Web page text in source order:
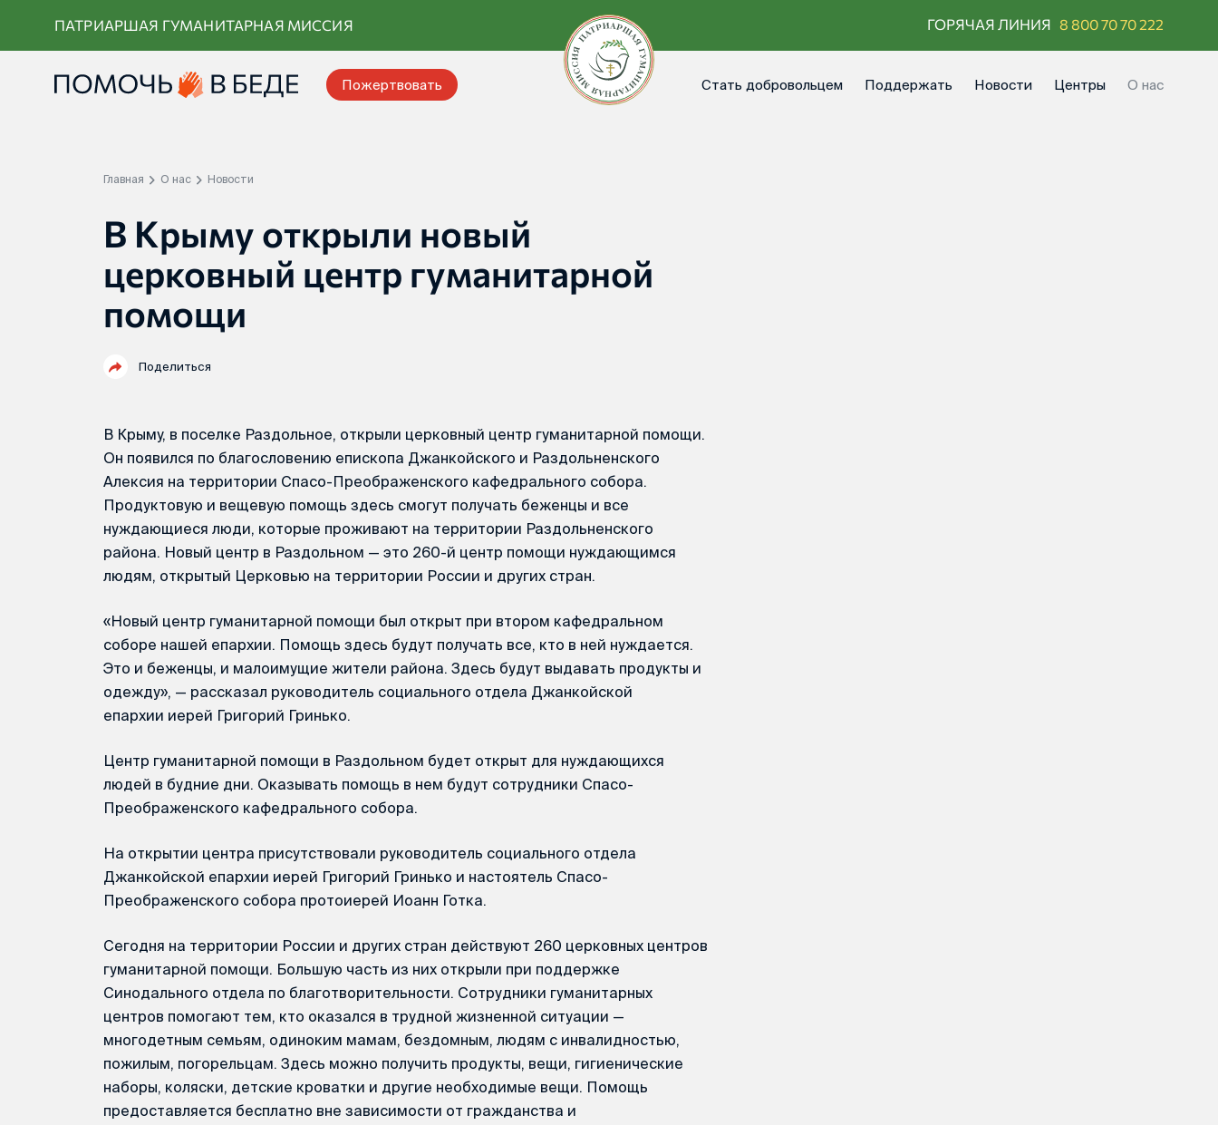
ПАТРИАРШАЯ ГУМАНИТАРНАЯ МИССИЯ ГОРЯЧАЯ ЛИНИЯ 8 800 70 70 222
Пожертвовать Стать добровольцем Поддержать Новости Центры О нас
Главная О нас Новости
В Крыму открыли новый
церковный центр гуманитарной
помощи
Поделиться
В Крыму, в поселке Раздольное, открыли церковный центр гуманитарной помощи.
Он появился по благословению епископа Джанкойского и Раздольненского
Алексия на территории Спасо-Преображенского кафедрального собора.
Продуктовую и вещевую помощь здесь смогут получать беженцы и все
нуждающиеся люди, которые проживают на территории Раздольненского
района. Новый центр в Раздольном — это 260-й центр помощи нуждающимся
людям, открытый Церковью на территории России и других стран.
«Новый центр гуманитарной помощи был открыт при втором кафедральном
соборе нашей епархии. Помощь здесь будут получать все, кто в ней нуждается.
Это и беженцы, и малоимущие жители района. Здесь будут выдавать продукты и
одежду», — рассказал руководитель социального отдела Джанкойской
епархии иерей Григорий Гринько.
Центр гуманитарной помощи в Раздольном будет открыт для нуждающихся
людей в будние дни. Оказывать помощь в нем будут сотрудники Спасо-
Преображенского кафедрального собора.
На открытии центра присутствовали руководитель социального отдела
Джанкойской епархии иерей Григорий Гринько и настоятель Спасо-
Преображенского собора протоиерей Иоанн Готка.
Сегодня на территории России и других стран действуют 260 церковных центров
гуманитарной помощи. Большую часть из них открыли при поддержке
Синодального отдела по благотворительности. Сотрудники гуманитарных
центров помогают тем, кто оказался в трудной жизненной ситуации —
многодетным семьям, одиноким мамам, бездомным, людям с инвалидностью,
пожилым, погорельцам. Здесь можно получить продукты, вещи, гигиенические
наборы, коляски, детские кроватки и другие необходимые вещи. Помощь
предоставляется бесплатно вне зависимости от гражданства и